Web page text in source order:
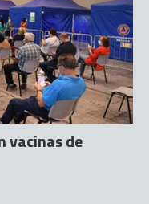
vacinas de